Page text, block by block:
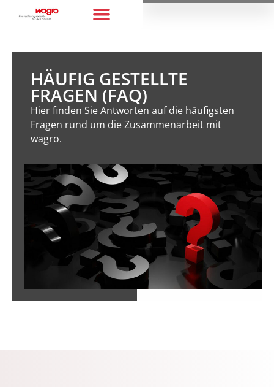
HÄUFIG GESTELLTE
FRAGEN (FAQ)
Hier finden Sie Antworten auf die häufigsten
Fragen rund um die Zusammenarbeit mit
wagro.